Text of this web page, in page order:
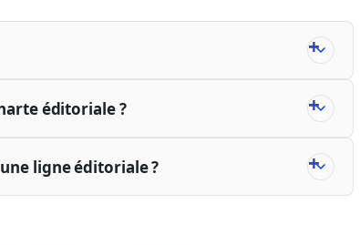
éditoriale ?
ligne éditoriale ?